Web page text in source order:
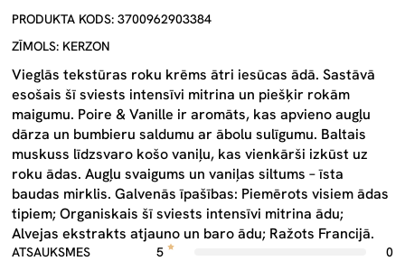
PRODUKTA KODS: 3700962903384
ZĪMOLS: KERZON
Vieglās tekstūras roku krēms ātri iesūcas ādā. Sastāvā
esošais šī sviests intensīvi mitrina un piešķir rokām
maigumu. Poire & Vanille ir aromāts, kas apvieno augļu
dārza un bumbieru saldumu ar ābolu sulīgumu. Baltais
muskuss līdzsvaro košo vaniļu, kas vienkārši izkūst uz
roku ādas. Augļu svaigums un vaniļas siltums – īsta
baudas mirklis. Galvenās īpašības: Piemērots visiem ādas
tipiem; Organiskais šī sviests intensīvi mitrina ādu;
Alvejas ekstrakts atjauno un baro ādu; Ražots Francijā.
ATSAUKSMES 5
0